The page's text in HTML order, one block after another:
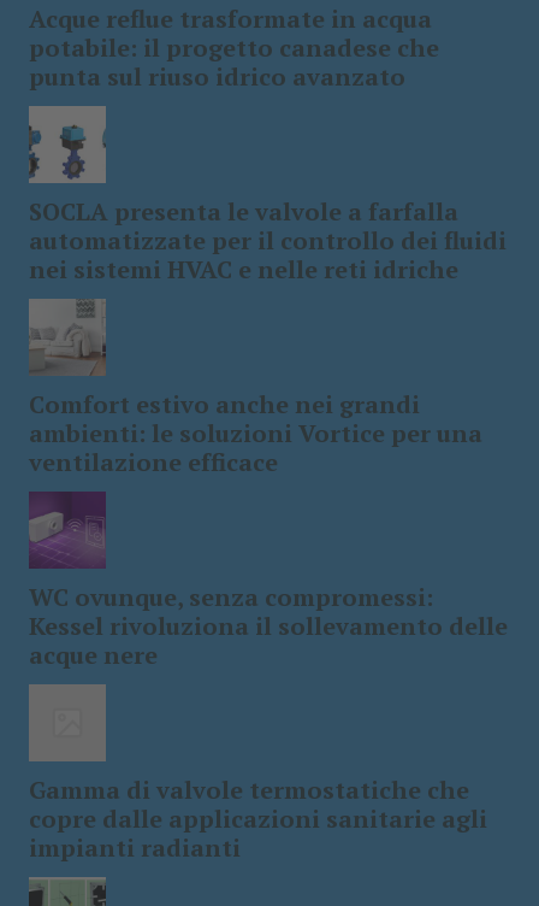
Acque reflue trasformate in acqua
potabile: il progetto canadese che
punta sul riuso idrico avanzato
SOCLA presenta le valvole a farfalla
automatizzate per il controllo dei fluidi
nei sistemi HVAC e nelle reti idriche
Comfort estivo anche nei grandi
ambienti: le soluzioni Vortice per una
ventilazione efficace
WC ovunque, senza compromessi:
Kessel rivoluziona il sollevamento delle
acque nere
Gamma di valvole termostatiche che
copre dalle applicazioni sanitarie agli
impianti radianti